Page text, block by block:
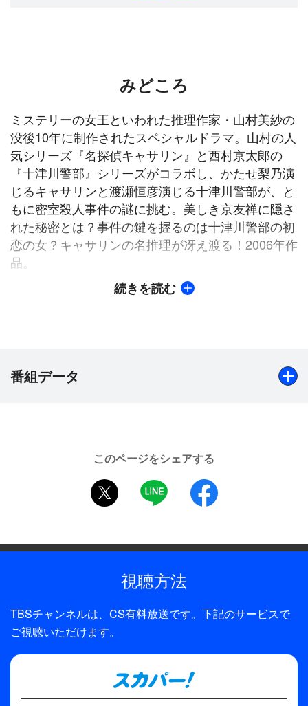
みどころ
ミステリーの女王といわれた推理作家・山村美紗の
没後10年に制作されたスペシャルドラマ。山村の人
気シリーズ『名探偵キャサリン』と西村京太郎の
『十津川警部』シリーズがコラボし、かたせ梨乃演
じるキャサリンと渡瀬恒彦演じる十津川警部が、と
もに密室殺人事件の謎に挑む。美しき京友禅に隠さ
れた秘密とは？事件の鍵を握るのは十津川警部の初
恋の女？キャサリンの名推理が冴え渡る！2006年作
品。
知り合いの京友禅絵師・浅川百葉（河野由佳）に招
かれ、彼女の父親で京友禅絵師として有名だった浅
川万葉（長門勇）の追悼展示会にアシスタントの四
郎は、早速、万葉の作品を観覧する。そんな中、展
示されていた万葉の最期の作品の模様から「殺され
る」という文字が発見された。万葉の死がただの自
殺ではないと感じた倫子は馴染みの狩矢警部（西岡
としない。どうしても納得出来ない倫子だったが、
た時に女性と会っていたことと、その女性が追悼展
ることを聞かされる。万葉の死に何か関わっている
のではと勝手に弓子の行方を捜し始めた倫子は、交
友のある警視庁の十津川警部（渡瀬恒彦）に街中で
遭遇する。倫子が差し出した弓子の写真を見て愕然
となる十津川。何故なら弓子は十津川が以前付き合
続きを読む
番組データ
かたせ梨乃、渡瀬恒彦、河野由佳、丸山隆平、仁科亜季
全話数
テレパック／TBS
森下和清、山後勝英
ディレクター・監督
このページをシェアする
twitter
LINE
視聴方法
TBSチャンネルは、CS有料放送です。下記のサービスで
ご視聴いただけます。